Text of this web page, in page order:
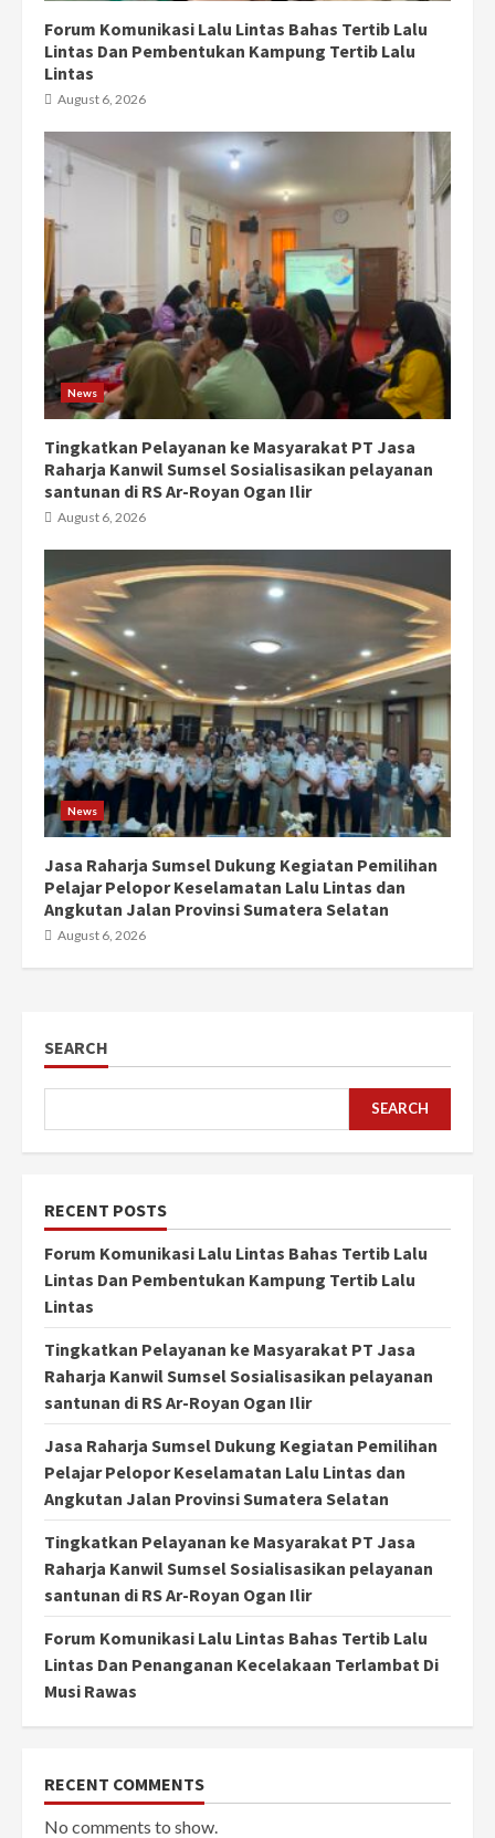
Forum Komunikasi Lalu Lintas Bahas Tertib Lalu
Lintas Dan Pembentukan Kampung Tertib Lalu
Lintas
August 6, 2026
News
Tingkatkan Pelayanan ke Masyarakat PT Jasa
Raharja Kanwil Sumsel Sosialisasikan pelayanan
santunan di RS Ar-Royan Ogan Ilir
August 6, 2026
News
Jasa Raharja Sumsel Dukung Kegiatan Pemilihan
Pelajar Pelopor Keselamatan Lalu Lintas dan
Angkutan Jalan Provinsi Sumatera Selatan
August 6, 2026
SEARCH
SEARCH
RECENT POSTS
Forum Komunikasi Lalu Lintas Bahas Tertib Lalu
Lintas Dan Pembentukan Kampung Tertib Lalu
Lintas
Tingkatkan Pelayanan ke Masyarakat PT Jasa
Raharja Kanwil Sumsel Sosialisasikan pelayanan
santunan di RS Ar-Royan Ogan Ilir
Jasa Raharja Sumsel Dukung Kegiatan Pemilihan
Pelajar Pelopor Keselamatan Lalu Lintas dan
Angkutan Jalan Provinsi Sumatera Selatan
Tingkatkan Pelayanan ke Masyarakat PT Jasa
Raharja Kanwil Sumsel Sosialisasikan pelayanan
santunan di RS Ar-Royan Ogan Ilir
Forum Komunikasi Lalu Lintas Bahas Tertib Lalu
Lintas Dan Penanganan Kecelakaan Terlambat Di
Musi Rawas
RECENT COMMENTS
No comments to show.